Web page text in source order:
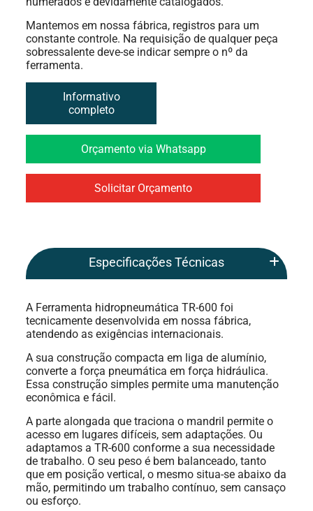
Mantemos em nossa fábrica, registros para um
constante controle. Na requisição de qualquer peça
sobressalente deve-se indicar sempre o nº da
ferramenta.
Informativo
completo
Orçamento via Whatsapp
Solicitar Orçamento
Especificações Técnicas
Capacidade
1/8 a 1/4 -AL
1/8 a 5/32
Aço
Aço Inox
Força de Tração
900 a 1200
kgf
Pressão de Trabalho
90 a 100 PSI
ou 6 a 7 BAR
Peso em KG 2.230
Castanha Padrão
A Ferramenta hidropneumática TR-600 foi
tecnicamente desenvolvida em nossa fábrica,
atendendo as exigências internacionais.
A sua construção compacta em liga de alumínio,
converte a força pneumática em força hidráulica.
Essa construção simples permite uma manutenção
econômica e fácil.
A parte alongada que traciona o mandril permite o
acesso em lugares difíceis, sem adaptações. Ou
adaptamos a TR-600 conforme a sua necessidade
de trabalho. O seu peso é bem balanceado, tanto
que em posição vertical, o mesmo situa-se abaixo da
mão, permitindo um trabalho contínuo, sem cansaço
ou esforço.